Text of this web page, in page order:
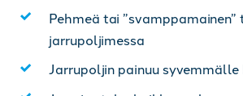
Pehmeä tai ”svamppamainen”
jarrupoljimessa
Jarrupoljin painuu